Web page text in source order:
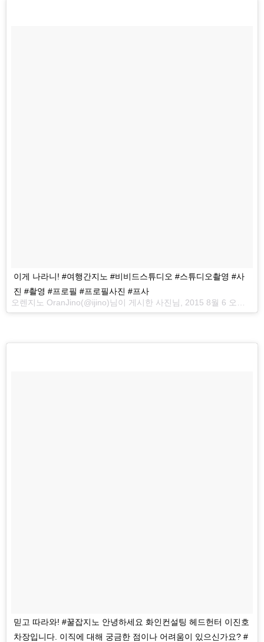
이게 나라니! #여행간지노 #비비드스튜디오 #스튜디오촬영 #사
진 #촬영 #프로필 #프로필사진 #프사
오렌지노 OranJino(@ijino)님이 게시한 사진님, 2015 8월 6 오전 1:30 PDT
믿고 따라와! #꿀잡지노 안녕하세요 화인컨설팅 헤드헌터 이진호
차장입니다. 이직에 대해 궁금한 점이나 어려움이 있으신가요? #